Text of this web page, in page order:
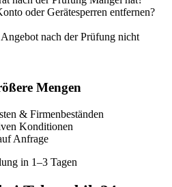
oder Gerätesperren entfernen?
nach der Prüfung nicht
Mengen
& Firmenbeständen
Konditionen
Anfrage
in 1–3 Tagen